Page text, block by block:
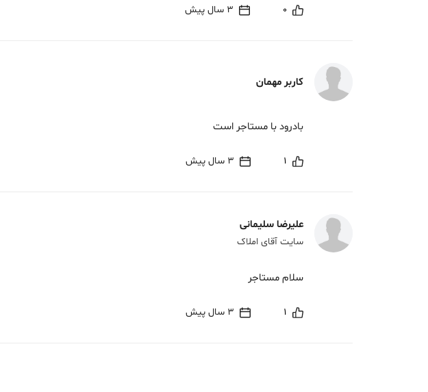
0 3 سال پیش
کاربر مهمان
بادرود با مستاجر است
1 3 سال پیش
علیرضا سلیمانی
سایت آقای املاک
سلام مستاجر
1 3 سال پیش